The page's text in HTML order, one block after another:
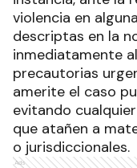
violencia en
descriptas en la
inmediatamente
precautorias
amerite el caso
evitando
que atañen a
o jurisdiccionales.
Ads